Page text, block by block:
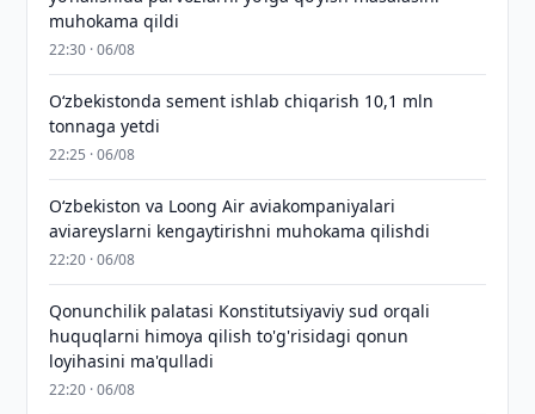
muhokama qildi
22:30 · 06/08
O‘zbekistonda sement ishlab chiqarish 10,1 mln
tonnaga yetdi
22:25 · 06/08
Oʻzbekiston va Loong Air aviakompaniyalari
aviareyslarni kengaytirishni muhokama qilishdi
22:20 · 06/08
Qonunchilik palatasi Konstitutsiyaviy sud orqali
huquqlarni himoya qilish to'g'risidagi qonun
loyihasini ma'qulladi
22:20 · 06/08